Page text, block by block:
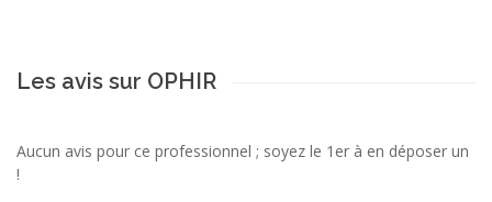
Les avis sur OPHIR
Aucun avis pour ce professionnel ; soyez le 1er à en déposer un
!